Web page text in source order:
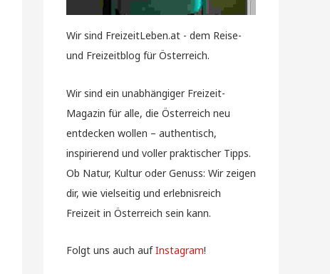
Wir sind FreizeitLeben.at - dem Reise-
und Freizeitblog für Österreich.
Wir sind ein unabhängiger Freizeit-
Magazin für alle, die Österreich neu
entdecken wollen – authentisch,
inspirierend und voller praktischer Tipps.
Ob Natur, Kultur oder Genuss: Wir zeigen
dir, wie vielseitig und erlebnisreich
Freizeit in Österreich sein kann.
Folgt uns auch aufInstagram!